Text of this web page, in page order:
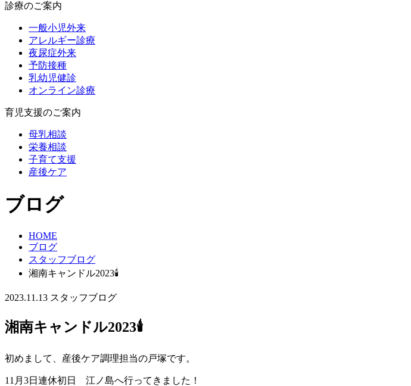
診療のご案内
一般小児外来
アレルギー診療
夜尿症外来
予防接種
乳幼児健診
オンライン診療
育児支援のご案内
母乳相談
栄養相談
子育て支援
産後ケア
ブログ
HOME
ブログ
スタッフブログ
湘南キャンドル2023🕯️
2023.11.13 スタッフブログ
湘南キャンドル2023🕯️
初めまして、産後ケア調理担当の戸塚です。
11月3日連休初日 江ノ島へ行ってきました！